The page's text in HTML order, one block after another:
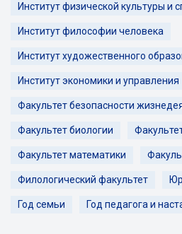
Институт физической культуры и
Институт философии человека
Институт художественного
Институт экономики и управления
Факультет безопасности
Факультет биологии
Факультет математики
Филологический факультет
Год семьи Год педагога и